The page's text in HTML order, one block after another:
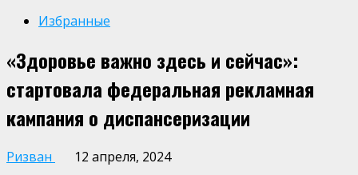
Избранные
«Здоровье важно здесь и сейчас»:
стартовала федеральная рекламная
кампания о диспансеризации
Ризван 12 апреля, 2024